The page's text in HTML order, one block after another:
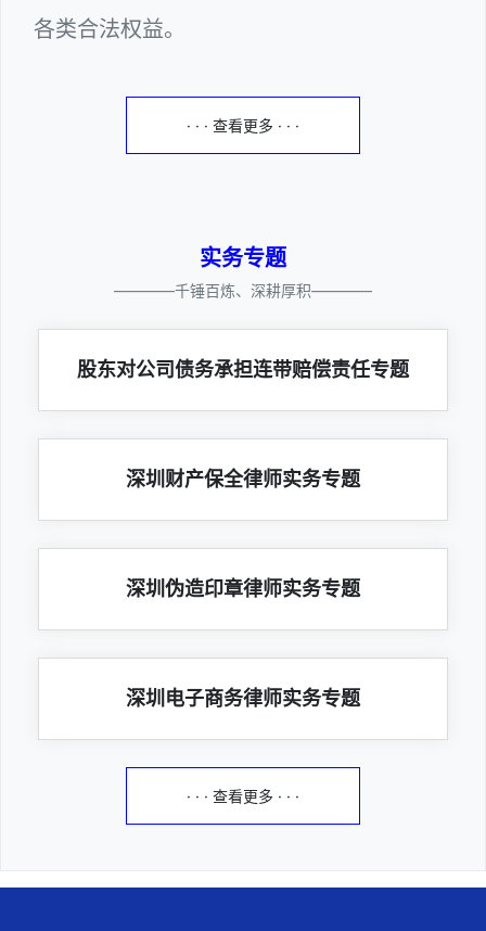
各类合法权益。
· · · 查看更多 · · ·
实务专题
————千锤百炼、深耕厚积————
股东对公司债务承担连带赔偿责任专题
深圳财产保全律师实务专题
深圳伪造印章律师实务专题
深圳电子商务律师实务专题
· · · 查看更多 · · ·